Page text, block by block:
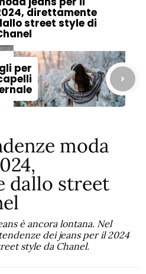
direttamente
street style di
per
moda
dallo street
è ancora lontana. Nel
dei jeans per il 2024
style da Chanel.